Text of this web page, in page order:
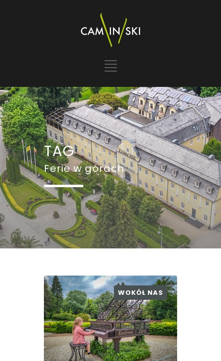
TAG
Ferie w górach
WOKÓŁ NAS